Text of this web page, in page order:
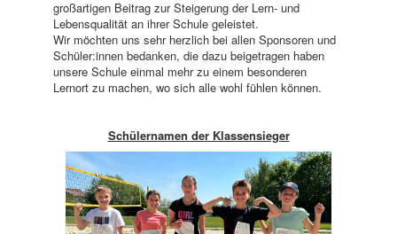
großartigen Beitrag zur Steigerung der Lern- und
Lebensqualität an ihrer Schule geleistet.
Wir möchten uns sehr herzlich bei allen Sponsoren und
Schüler:innen bedanken, die dazu beigetragen haben
unsere Schule einmal mehr zu einem besonderen
Lernort zu machen, wo sich alle wohl fühlen können.
Schülernamen der Klassensieger